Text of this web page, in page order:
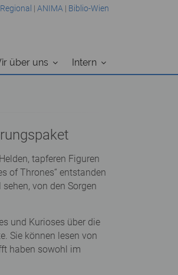
| ANIMA | Biblio-Wien
über uns Intern
tapferen Figuren
of Thrones“ entstanden
von den Sorgen
und Kurioses über die
Sie können lesen von
haben sowohl im